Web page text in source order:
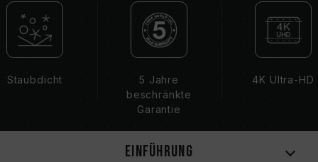
Taiwanesisches Erfindungspatent (Zertifikat
Nr.: I863574)
Taiwanisches Gebrauchsmuster (nummer:
M651167)
Staubdicht
5 Jahre
beschränkte
Garantie
4K Ultra-HD
Einführung